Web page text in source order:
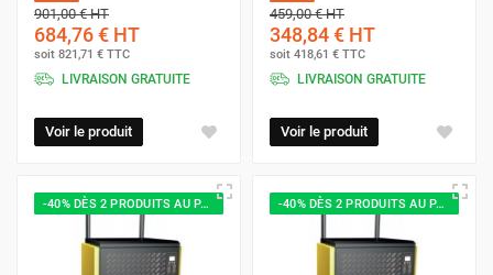
901,00 €HT
684,76 € HT
soit 821,71 € TTC
LIVRAISON GRATUITE
Voir le produit
459,00 €HT
348,84 € HT
soit 418,61 € TTC
LIVRAISON GRATUITE
Voir le produit
-40% DÈS 2 PRODUITS AU PANIER -40% DÈS 2 PRODUITS AU PANIER